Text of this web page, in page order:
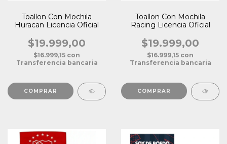
Toallon Con Mochila
Huracan Licencia Oficial
$19.999,00
$16.999,15 con
Transferencia bancaria
Toallon Con Mochila
Racing Licencia Oficial
$19.999,00
$16.999,15 con
Transferencia bancaria